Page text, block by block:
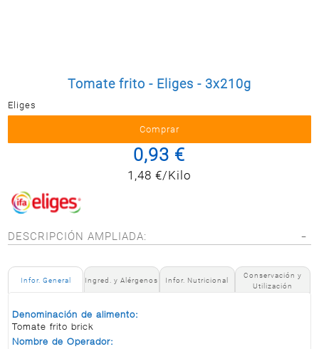
Tomate frito - Eliges - 3x210g
Eliges
0,93 €
1,48 €/Kilo
DESCRIPCIÓN AMPLIADA:
Infor. General Ingred. y Alérgenos Infor. Nutricional
Conservación y
Utilización
Denominación de alimento:
Tomate frito brick
Nombre de Operador: